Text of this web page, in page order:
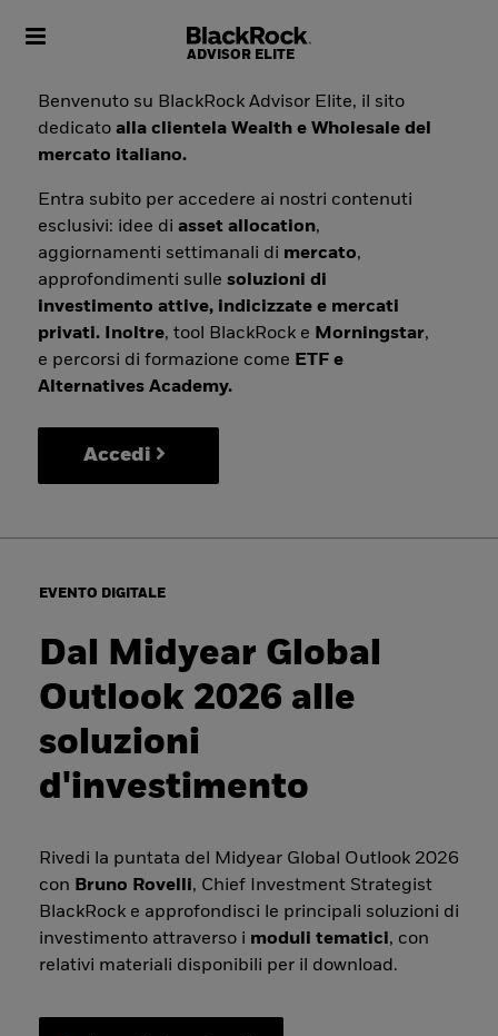
Toggle navigation
Benvenuto su BlackRock Advisor Elite, il sito
dedicatoalla clientela Wealth e Wholesale del
mercato italiano.
Entra subito per accedere ai nostri contenuti
esclusivi: idee diasset allocation,
aggiornamenti settimanali di mercato,
approfondimenti sullesoluzioni di
investimento attive, indicizzate e mercati
privati. Inoltre, tool BlackRock e Morningstar,
e percorsi di formazione come ETF e
Alternatives Academy.
Accedi
EVENTO DIGITALE
Dal Midyear Global
Outlook 2026 alle
soluzioni
d'investimento
Rivedi la puntata del Midyear Global Outlook 2026
con Bruno Rovelli, Chief Investment Strategist
BlackRock e approfondisci le principali soluzioni di
investimento attraverso i moduli tematici, con
relativi materiali disponibili per il download.